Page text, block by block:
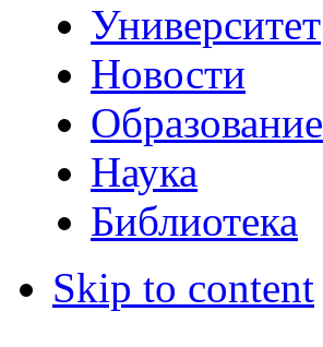
Университет
Новости
Образование
Наука
Библиотека
Skip to content